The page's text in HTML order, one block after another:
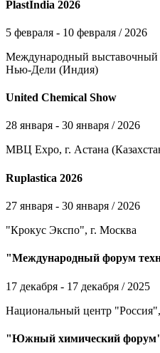
PlastIndia 2026
5 февраля - 10 февраля / 2026
Международный выставочный
Нью-Дели (Индия)
United Chemical Show
28 января - 30 января / 2026
МВЦ Expo, г. Астана
Ruplastica 2026
27 января - 30 января / 2026
"Крокус Экспо", г. Москва
"Международный форум
17 декабря - 17 декабря / 2025
Национальный центр
"Южный химический